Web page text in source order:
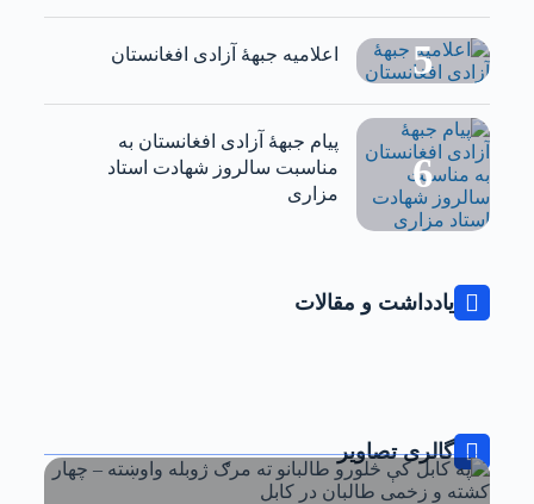
اعلامیه جبهۀ آزادی افغانستان
‏پیام جبهۀ آزادی افغانستان به
مناسبت سالروز شهادت استاد
مزاری
یادداشت و مقالات
گالری تصاویر